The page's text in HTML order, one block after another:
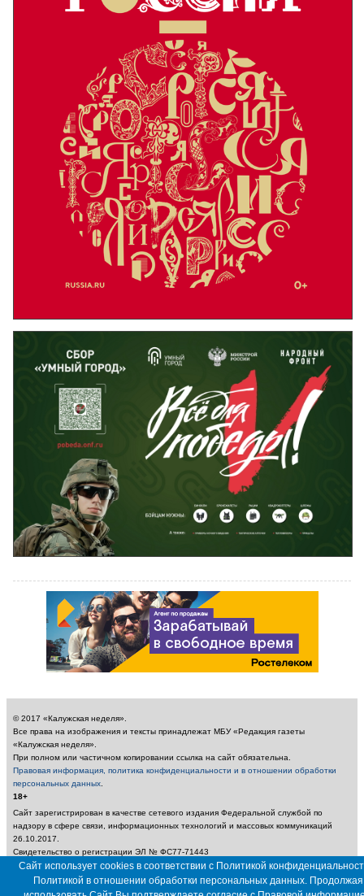
© 2017 «Калужская неделя».
Все права на изображения и тексты принадлежат МБУ «Редакция газеты
«Калужская неделя».
При полном или частичном копировании ссылка на сайт обязательна.
Правовая информация, политика конфиденциальности и в отношении обработки
персональных данных
18+
Сайт зарегистрирован в качестве сетевого издания Федеральной службой по
надзору в сфере связи, информационных технологий и массовых коммуникаций
26.10.2017.
Свидетельство о регистрации ЭЛ № ФС77-71443
Учредитель: Муниципальное бюджетное учреждение «Редакция газеты «Калужская
неделя»
Главный редактор: Амбарцумян А. Ю. / Электронный адрес редакции:
Сайт использует cookies в соответствии с Политикой
Политикой в отношении обработки персональных данных. Продолжая